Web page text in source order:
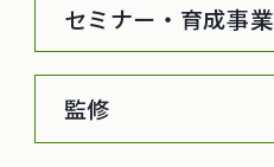
セミナー・育成事業
監修